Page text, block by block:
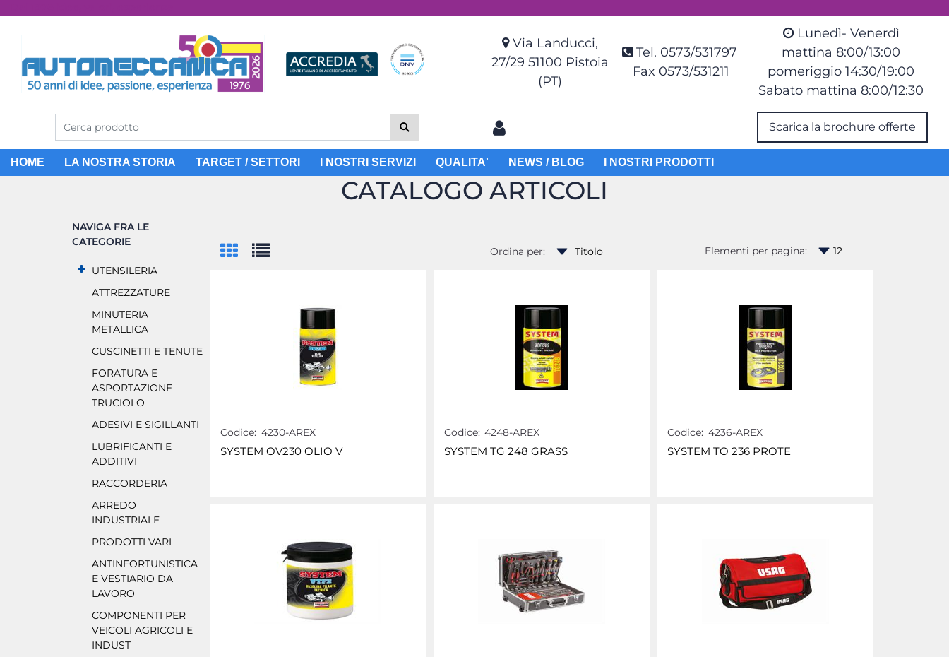
Via Landucci,
27/29 51100 Pistoia
(PT)
Tel. 0573/531797
Fax 0573/531211
Lunedì- Venerdì
mattina 8:00/13:00
pomeriggio 14:30/19:00
Sabato mattina 8:00/12:30
Scarica la brochure offerte
HOME LA NOSTRA STORIA TARGET / SETTORI I NOSTRI SERVIZI QUALITA' NEWS / BLOG I NOSTRI PRODOTTI
CATALOGO ARTICOLI
NAVIGA FRA LE
CATEGORIE
UTENSILERIA
ATTREZZATURE
MINUTERIA
METALLICA
CUSCINETTI E TENUTE
FORATURA E
ASPORTAZIONE
TRUCIOLO
ADESIVI E SIGILLANTI
LUBRIFICANTI E
ADDITIVI
RACCORDERIA
ARREDO
INDUSTRIALE
PRODOTTI VARI
ANTINFORTUNISTICA
E VESTIARIO DA
LAVORO
COMPONENTI PER
VEICOLI AGRICOLI E
INDUST
Ordina per: Elementi per pagina:
Codice: 4230-AREX
SYSTEM OV230 OLIO V
Codice: 4248-AREX
SYSTEM TG 248 GRASS
Codice: 4236-AREX
SYSTEM TO 236 PROTE